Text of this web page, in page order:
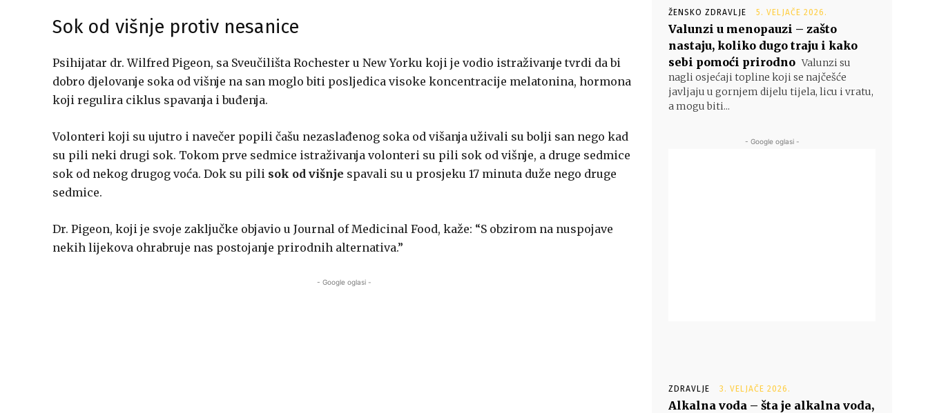
Sok od višnje protiv nesanice
Psihijatar dr. Wilfred Pigeon, sa Sveučilišta Rochester u New Yorku koji je vodio istraživanje tvrdi da bi
dobro djelovanje soka od višnje na san moglo biti posljedica visoke koncentracije melatonina, hormona
koji regulira ciklus spavanja i buđenja.
Volonteri koji su ujutro i navečer popili čašu nezaslađenog soka od višanja uživali su bolji san nego kad
su pili neki drugi sok. Tokom prve sedmice istraživanja volonteri su pili sok od višnje, a druge sedmice
sok od nekog drugog voća. Dok su pili sok od višnje spavali su u prosjeku 17 minuta duže nego druge
sedmice.
Dr. Pigeon, koji je svoje zaključke objavio u Journal of Medicinal Food, kaže: “S obzirom na nuspojave
nekih lijekova ohrabruje nas postojanje prirodnih alternativa.”
- Google oglasi -
ŽENSKO ZDRAVLJE 5. VELJAČE 2026.
Valunzi u menopauzi – zašto
nastaju, koliko dugo traju i kako
sebi pomoći prirodno Valunzi su
nagli osjećaji topline koji se najčešće
javljaju u gornjem dijelu tijela, licu i vratu,
a mogu biti...
- Google oglasi -
ZDRAVLJE 3. VELJAČE 2026.
Alkalna voda – šta je alkalna voda,